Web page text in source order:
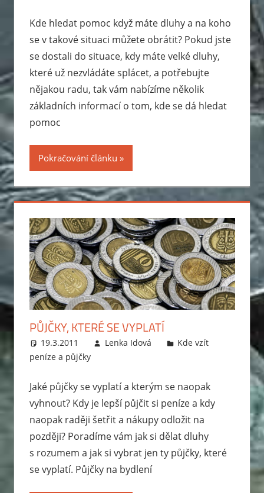
Kde hledat pomoc když máte dluhy a na koho
se v takové situaci můžete obrátit? Pokud jste
se dostali do situace, kdy máte velké dluhy,
které už nezvládáte splácet, a potřebujte
nějakou radu, tak vám nabízíme několik
základních informací o tom, kde se dá hledat
pomoc
Pokračování článku
PŮJČKY, KTERÉ SE VYPLATÍ
19.3.2011 Lenka Idová
Kde vzít
peníze a půjčky
Jaké půjčky se vyplatí a kterým se naopak
vyhnout? Kdy je lepší půjčit si peníze a kdy
naopak raději šetřit a nákupy odložit na
později? Poradíme vám jak si dělat dluhy
s rozumem a jak si vybrat jen ty půjčky, které
se vyplatí. Půjčky na bydlení